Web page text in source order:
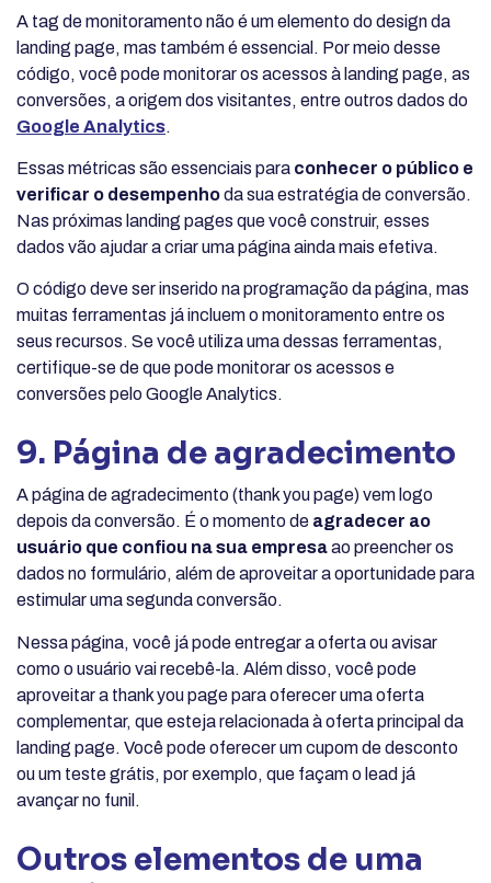
A tag de monitoramento não é um elemento do design da
landing page, mas também é essencial. Por meio desse
código, você pode monitorar os acessos à landing page, as
conversões, a origem dos visitantes, entre outros dados do
Google Analytics.
Essas métricas são essenciais para conhecer o público e
verificar o desempenhoda sua estratégia de conversão.
Nas próximas landing pages que você construir, esses
dados vão ajudar a criar uma página ainda mais efetiva.
O código deve ser inserido na programação da página, mas
muitas ferramentas já incluem o monitoramento entre os
seus recursos. Se você utiliza uma dessas ferramentas,
certifique-se de que pode monitorar os acessos e
conversões pelo Google Analytics.
9. Página de agradecimento
A página de agradecimento (thank you page) vem logo
depois da conversão. É o momento de agradecer ao
usuário que confiou na sua empresaao preencher os
dados no formulário, além de aproveitar a oportunidade para
estimular uma segunda conversão.
Nessa página, você já pode entregar a oferta ou avisar
como o usuário vai recebê-la. Além disso, você pode
aproveitar a thank you page para oferecer uma oferta
complementar, que esteja relacionada à oferta principal da
landing page. Você pode oferecer um cupom de desconto
ou um teste grátis, por exemplo, que façam o lead já
avançar no funil.
Outros elementos de uma